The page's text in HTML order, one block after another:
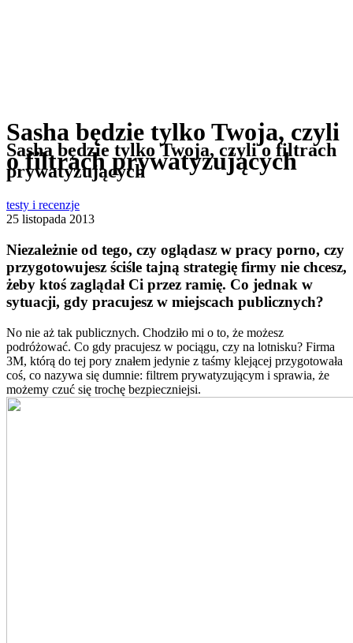
Sasha będzie tylko Twoja, czyli
o filtrach prywatyzujących
Sasha będzie tylko Twoja, czyli o filtrach
prywatyzujących
testy i recenzje
25 listopada 2013
Niezależnie od tego, czy oglądasz w pracy porno, czy
przygotowujesz ściśle tajną strategię firmy nie chcesz,
żeby ktoś zaglądał Ci przez ramię. Co jednak w
sytuacji, gdy pracujesz w miejscach publicznych?
No nie aż tak publicznych. Chodziło mi o to, że możesz
podróżować. Co gdy pracujesz w pociągu, czy na lotnisku? Firma
3M, którą do tej pory znałem jedynie z taśmy klejącej przygotowała
coś, co nazywa się dumnie: filtrem prywatyzującym i sprawia, że
możemy czuć się trochę bezpieczniejsi.